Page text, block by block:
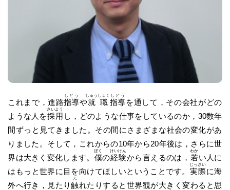
これまで，進路指導
しどう
や就職
しゅうしょく
指導
しどう
を通して，その会社がどの
ような人を採用
さいよう
し，どのような仕事をしているのか，30数年
間ずっと見てきました。その間にさまざまな社会の変化があ
りました。そして，これからの10年から20年後は，さらに世
界は大きく変化します。 僕
ぼく
の経験
けいけん
から言えるのは， 若
わか
い人に
はもっと世界に目を向けてほしいということです。 実際
じっさい
に海
外へ行き，見たり触
ふ
れたりすると世界観が大きく変わると思